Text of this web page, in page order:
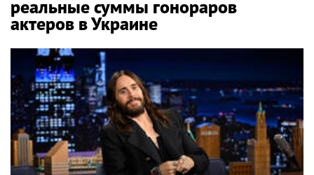
реальные суммы гонораров
актеров в Украине